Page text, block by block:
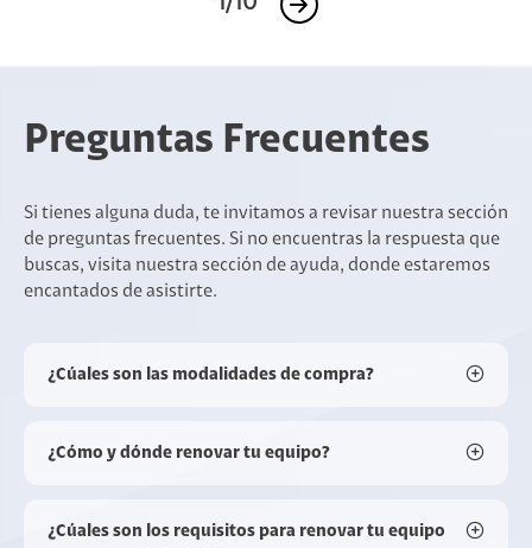
Preguntas Frecuentes
Si tienes alguna duda, te invitamos a revisar nuestra sección
de preguntas frecuentes. Si no encuentras la respuesta que
buscas, visita nuestra sección de ayuda, donde estaremos
encantados de asistirte.
¿Cúales son las modalidades de compra?
¿Cómo y dónde renovar tu equipo?
¿Cúales son los requisitos para renovar tu equipo